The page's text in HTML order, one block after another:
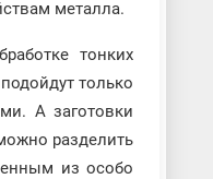
металла.
тонких
только
А заготовки
разделить
из особо